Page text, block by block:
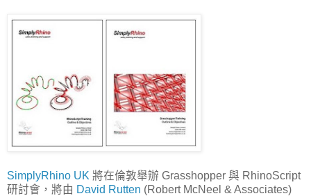
SimplyRhino UK 將在倫敦舉辦 Grasshopper 與 RhinoScript
研討會，將由 David Rutten (Robert McNeel & Associates)